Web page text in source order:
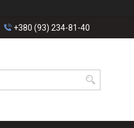
+380 (93) 234-81-40